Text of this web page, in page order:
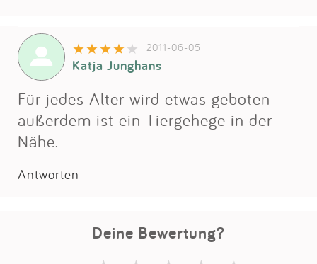
Impressum
Anmelden
2011-06-05
Katja Junghans
Für jedes Alter wird etwas geboten -
außerdem ist ein Tiergehege in der
Nähe.
Antworten
Deine Bewertung?